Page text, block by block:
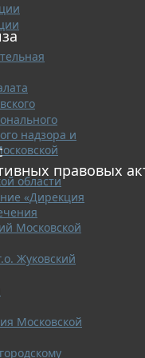
надзора и
области
«Дирекция
Московской
Жуковский
Московской
правовых